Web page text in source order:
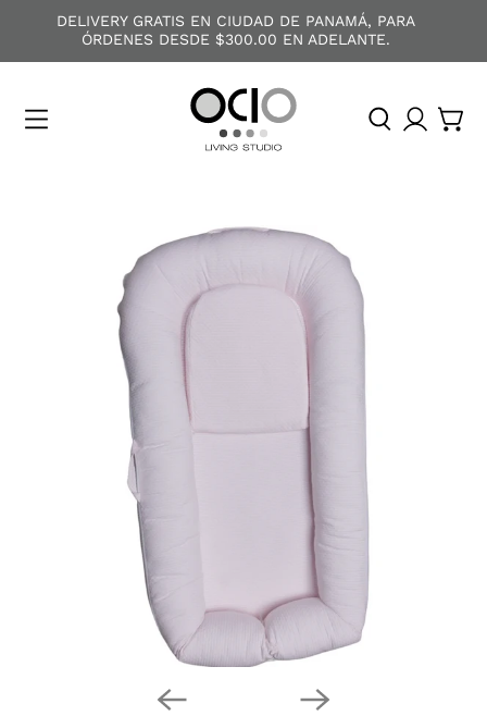
DELIVERY GRATIS EN CIUDAD DE PANAMÁ, PARA
ÓRDENES DESDE $300.00 EN ADELANTE.